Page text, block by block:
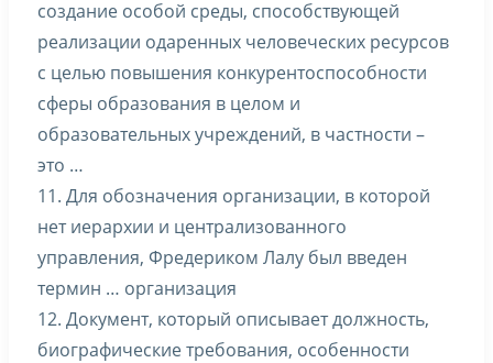
создание особой среды, способствующей
реализации одаренных человеческих ресурсов
с целью повышения конкурентоспособности
сферы образования в целом и
образовательных учреждений, в частности –
это …
11. Для обозначения организации, в которой
нет иерархии и централизованного
управления, Фредериком Лалу был введен
термин … организация
12. Документ, который описывает должность,
биографические требования, особенности